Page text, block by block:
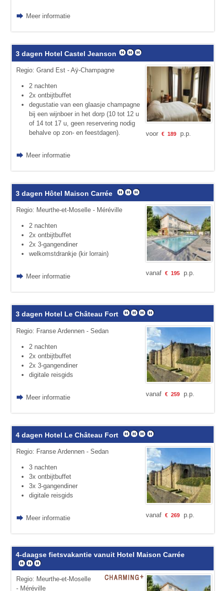
Meer informatie
3 dagen Hotel Castel Jeanson
Regio: Grand Est - Aÿ-Champagne
2 nachten
2x ontbijtbuffet
degustatie van een glaasje champagne
bij een wijnboer in het dorp (10 tot 12 u
of 14 tot 17 u, geen reservering nodig
behalve op zon- en feestdagen).
Meer informatie
voor € 189p.p.
3 dagen Hôtel Maison Carrée
Regio: Meurthe-et-Moselle - Méréville
2 nachten
2x ontbijtbuffet
2x 3-gangendiner
welkomstdrankje (kir lorrain)
Meer informatie vanaf € 195p.p.
3 dagen Hotel Le Château Fort
Regio: Franse Ardennen - Sedan
2 nachten
2x ontbijtbuffet
2x 3-gangendiner
digitale reisgids
Meer informatie vanaf € 259p.p.
4 dagen Hotel Le Château Fort
Regio: Franse Ardennen - Sedan
3 nachten
3x ontbijtbuffet
3x 3-gangendiner
digitale reisgids
Meer informatie vanaf € 269p.p.
4-daagse fietsvakantie vanuit Hotel Maison Carrée
Regio: Meurthe-et-Moselle
- Méréville